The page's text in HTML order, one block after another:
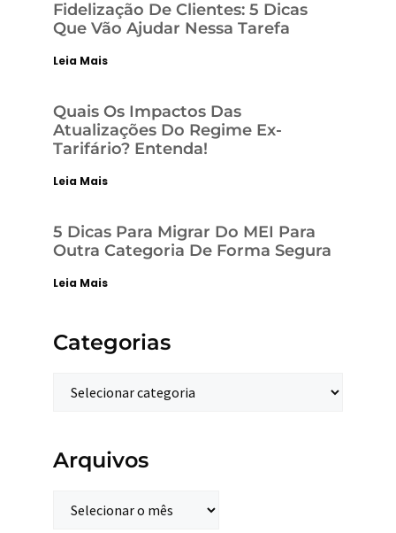
Fidelização De Clientes: 5 Dicas
Que Vão Ajudar Nessa Tarefa
Leia Mais
Quais Os Impactos Das
Atualizações Do Regime Ex-
Tarifário? Entenda!
Leia Mais
5 Dicas Para Migrar Do MEI Para
Outra Categoria De Forma Segura
Leia Mais
Categorias
Arquivos